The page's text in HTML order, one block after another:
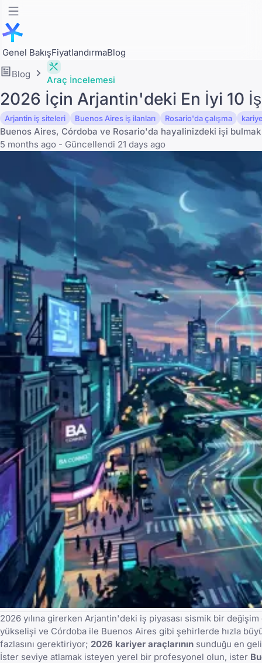
Genel BakışFiyatlandırmaBlog
Blog
Araç İncelemesi
2026 İçin Arjantin'deki En İyi 10
Arjantin iş siteleri Buenos Aires iş ilanları Rosario'da çalışma
Buenos Aires, Córdoba ve Rosario'da hayalinizdeki işi
5 months ago - Güncellendi 21 days ago
2026 yılına girerken Arjantin'deki iş piyasası sismik bir
yükselişi ve Córdoba ile Buenos Aires gibi şehirlerde hızla
fazlasını gerektiriyor; 2026 kariyer araçlarının sunduğu en
İster seviye atlamak isteyen yerel bir profesyonel olun, ister